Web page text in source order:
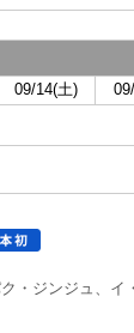
09/14(土)
・ジンジュ、イ